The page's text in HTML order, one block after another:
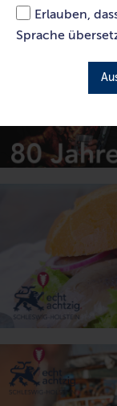
Erlauben,
Sprache